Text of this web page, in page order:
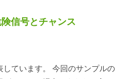
信号とチャンス
ています。 今回のサンプル